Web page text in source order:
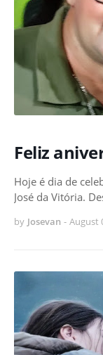
Feliz
Hoje é dia de
José da Vitória.
by Josevan - August